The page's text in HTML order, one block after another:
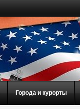
Города и курорты